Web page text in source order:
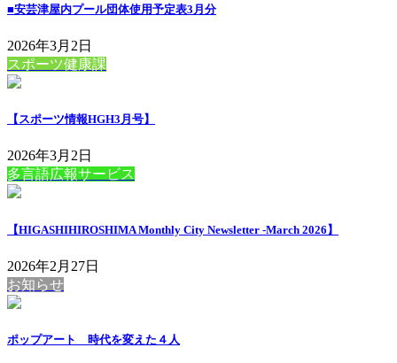
■安芸津屋内プール団体使用予定表3月分
2026年3月2日
スポーツ健康課
【スポーツ情報HGH3月号】
2026年3月2日
多言語広報サービス
【HIGASHIHIROSHIMA Monthly City Newsletter -March 2026】
2026年2月27日
お知らせ
ポップアート 時代を変えた４人